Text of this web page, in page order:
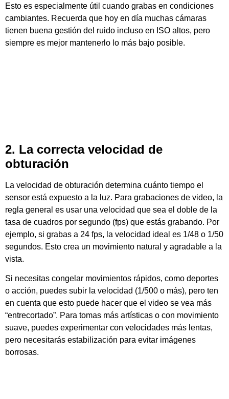
Esto es especialmente útil cuando grabas en condiciones
cambiantes. Recuerda que hoy en día muchas cámaras
tienen buena gestión del ruido incluso en ISO altos, pero
siempre es mejor mantenerlo lo más bajo posible.
2. La correcta velocidad de
obturación
La velocidad de obturación determina cuánto tiempo el
sensor está expuesto a la luz. Para grabaciones de video, la
regla general es usar una velocidad que sea el doble de la
tasa de cuadros por segundo (fps) que estás grabando. Por
ejemplo, si grabas a 24 fps, la velocidad ideal es 1/48 o 1/50
segundos. Esto crea un movimiento natural y agradable a la
vista.
Si necesitas congelar movimientos rápidos, como deportes
o acción, puedes subir la velocidad (1/500 o más), pero ten
en cuenta que esto puede hacer que el video se vea más
“entrecortado”. Para tomas más artísticas o con movimiento
suave, puedes experimentar con velocidades más lentas,
pero necesitarás estabilización para evitar imágenes
borrosas.